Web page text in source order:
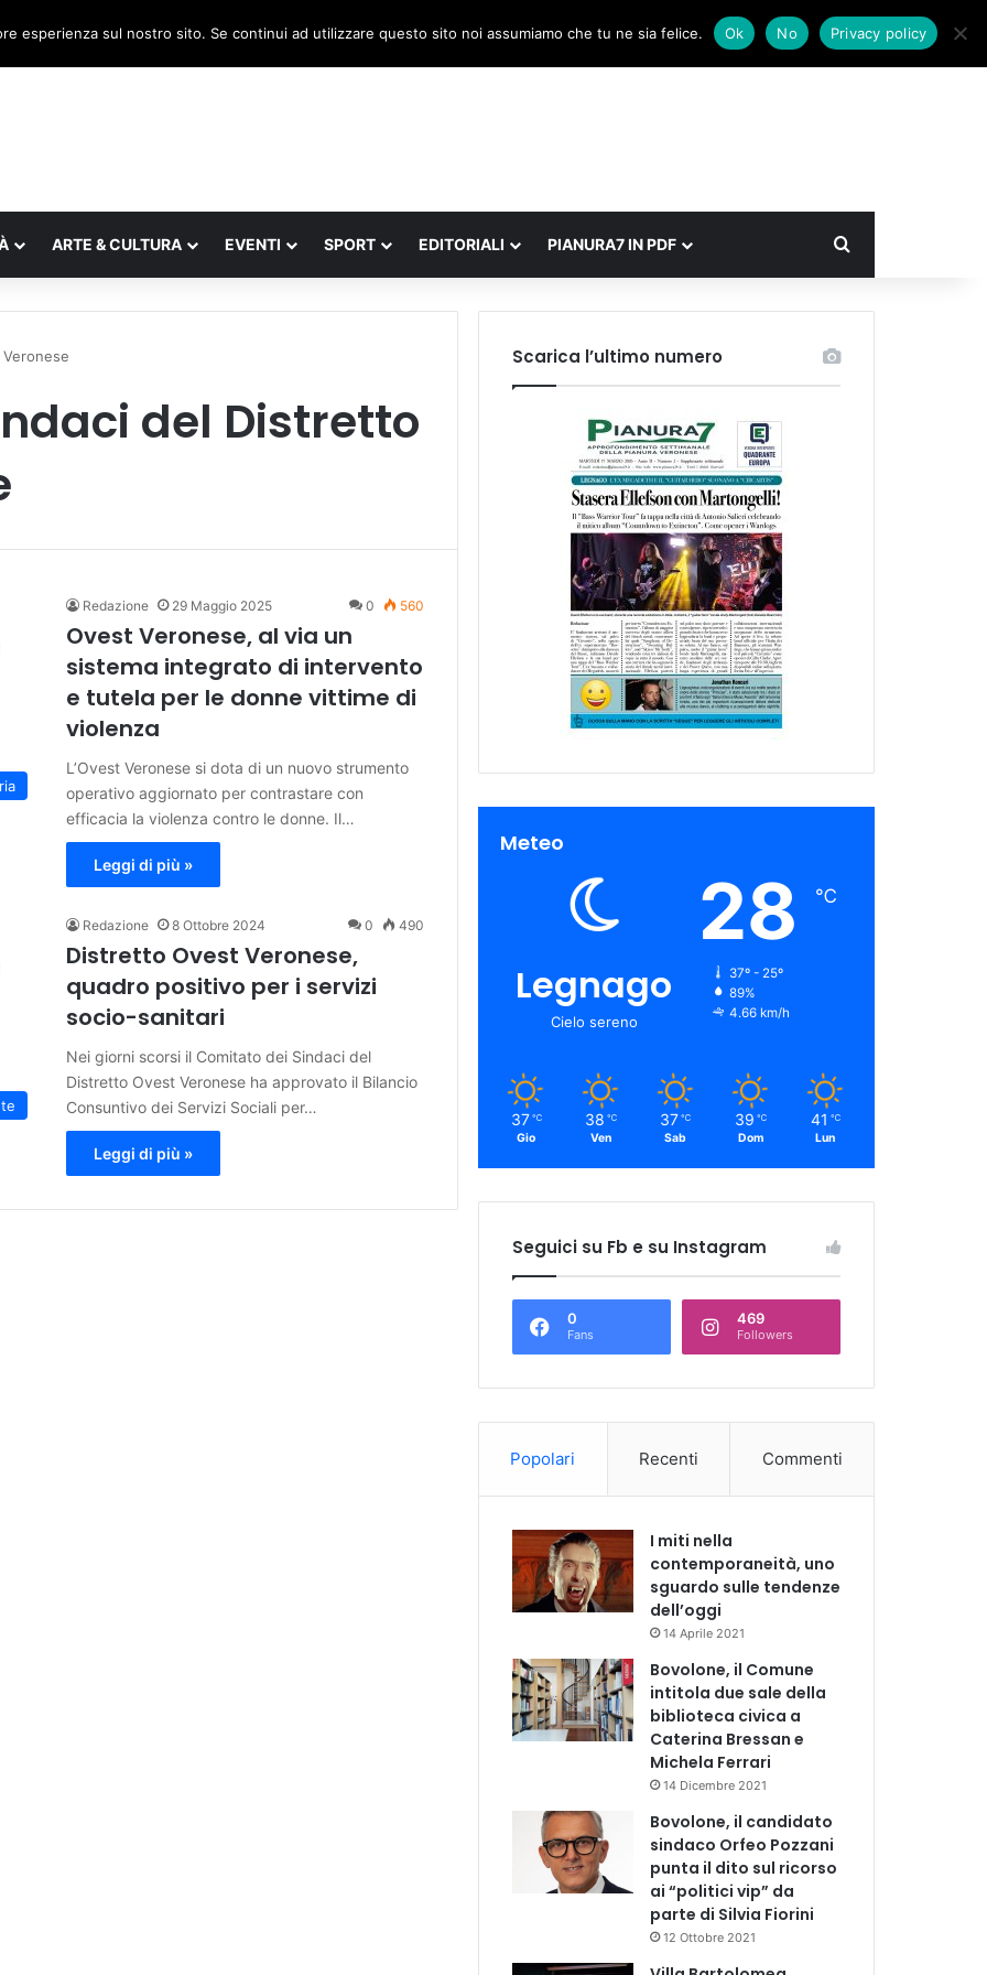
Facebook
X Instagram
AccediUn articolo a caso
Barra laterale
ARTE & CULTURA EVENTI SPORT EDITORIALI PIANURA7 IN PDF Cerca
del Distretto
Redazione 29 Maggio 2025 0 560
Ovest Veronese, al via un
sistema integrato di intervento
e tutela per le donne vittime di
violenza
L’Ovest Veronese si dota di un nuovo strumento
operativo aggiornato per contrastare con
efficacia la violenza contro le donne. Il…
Leggi di più »
Redazione 8 Ottobre 2024 0 490
Distretto Ovest Veronese,
quadro positivo per i servizi
socio-sanitari
Nei giorni scorsi il Comitato dei Sindaci del
Distretto Ovest Veronese ha approvato il Bilancio
Consuntivo dei Servizi Sociali per…
Leggi di più »
Scarica l’ultimo numero
Meteo
Legnago
Cielo sereno
28 ℃
37º - 25º
89%
4.66 km/h
37 ℃
Gio
38 ℃
Ven
37 ℃
Sab
39 ℃
Dom
41 ℃
Lun
Seguici su Fb e su Instagram
0
Fans
469
Followers
Popolari Recenti Commenti
I miti nella
contemporaneità, uno
sguardo sulle tendenze
dell’oggi
14 Aprile 2021
Bovolone, il Comune
intitola due sale della
biblioteca civica a
Caterina Bressan e
Michela Ferrari
14 Dicembre 2021
Bovolone, il candidato
sindaco Orfeo Pozzani
punta il dito sul ricorso
ai “politici vip” da
parte di Silvia Fiorini
12 Ottobre 2021
esperienza sul nostro sito. Se continui ad utilizzare questo sito noi assumiamo che tu ne sia felice. Ok No Privacy policy